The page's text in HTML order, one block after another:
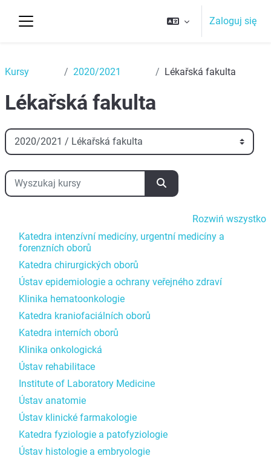
Zaloguj się
Kursy 2020/2021 Lékařská fakulta
Lékařská fakulta
Kategorie kursów
Wyszukaj kursy
Wyszukaj kursy
Rozwiń wszystko
Katedra intenzívní medicíny, urgentní medicíny a
forenzních oborů
Katedra chirurgických oborů
Ústav epidemiologie a ochrany veřejného zdraví
Klinika hematoonkologie
Katedra kraniofaciálních oborů
Katedra interních oborů
Klinika onkologická
Ústav rehabilitace
Institute of Laboratory Medicine
Ústav anatomie
Ústav klinické farmakologie
Katedra fyziologie a patofyziologie
Ústav histologie a embryologie